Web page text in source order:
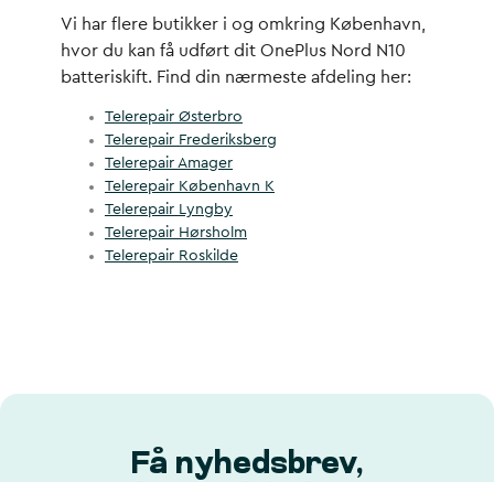
Vi har flere butikker i og omkring København,
hvor du kan få udført dit OnePlus Nord N10
batteriskift. Find din nærmeste afdeling her:
Telerepair Østerbro
Telerepair Frederiksberg
Telerepair Amager
Telerepair København K
Telerepair Lyngby
Telerepair Hørsholm
Telerepair Roskilde
Få nyhedsbrev,